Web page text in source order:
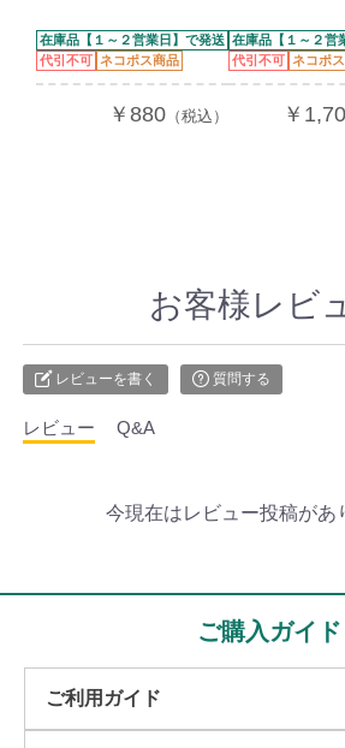
在庫品【１～２営業日】で発送
代引不可 ネコポス商品
￥880 （税込）
在庫品【１～２営
代引不可 ネコポ
￥
お客様レビ
レビューを書く 質問する
レビュー Q&A
今現在はレビュー投稿があ
ご購入ガイド
ご利用ガイド